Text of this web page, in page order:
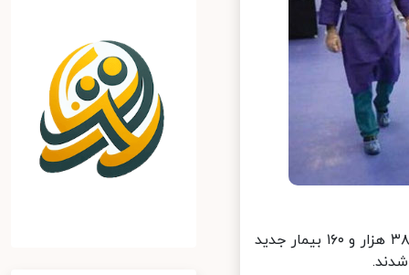
از دیروز تا امروز ۱۳ بهمن ماه ۱۴۰۰ و بر اساس معیارهای قطعی تشخیصی، ۳۸ هزار و ۱۶۰ بیمار جدید